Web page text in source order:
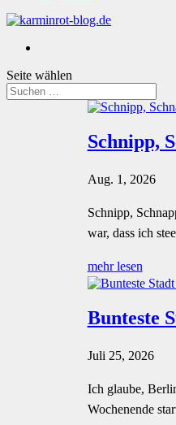
Seite wählen
Schnipp,
Aug. 1, 2026
Schnipp,
war, dass ich
mehr lesen
Bunteste
Juli 25, 2026
Ich glaube,
Wochenende